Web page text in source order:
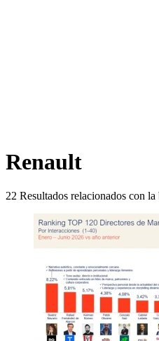
Renault
22 Resultados relacionados con la